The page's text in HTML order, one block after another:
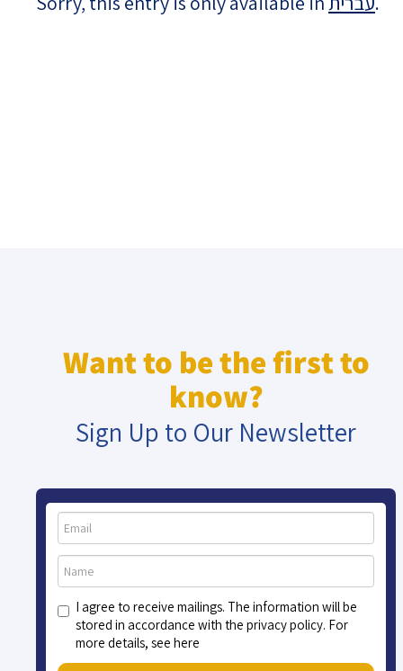
Want to be the first to
know?
Sign Up to Our Newsletter
I agree to receive mailings. The information will be
stored in accordance with the privacy policy. For
more details, see here